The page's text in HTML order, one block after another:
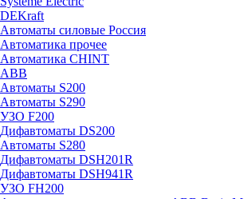
DEKraft
Автоматы силовые Россия
Автоматика прочее
Автоматика CHINT
ABB
Автоматы S200
Автоматы S290
УЗО F200
Дифавтоматы DS200
Автоматы S280
Дифавтоматы DSH201R
Дифавтоматы DSH941R
УЗО FH200